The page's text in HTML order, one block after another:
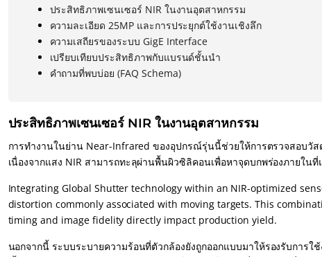
ประสิทธิภาพเซนเซอร์ NIR ในงานอุตสาหกรรม
ความละเอียด 25MP และการประยุกต์ใช้งานเชิงลึก
ความเสถียรของระบบ GigE Interface
เปรียบเทียบประสิทธิภาพกับแบรนด์ชั้นนำ
คำถามที่พบบ่อย (FAQ Schema)
ประสิทธิภาพเซนเซอร์ NIR ในงานอุตสาหกรรม
การทำงานในย่าน Near-Infrared ของอุปกรณ์รุ่นนี้ช่วยให้การตรวจสอบ
เนื่องจากแสง NIR สามารถทะลุผ่านพื้นผิวซิลิคอนเพื่อหาจุดบกพร่องภายใน
Integrating Global Shutter technology within an NIR-optimized
distortion commonly associated with moving targets. This
timing and image fidelity directly impact production yield.
นอกจากนี้ ระบบระบายความร้อนที่ตัวกล้องยังถูกออกแบบมาให้รองรับการ